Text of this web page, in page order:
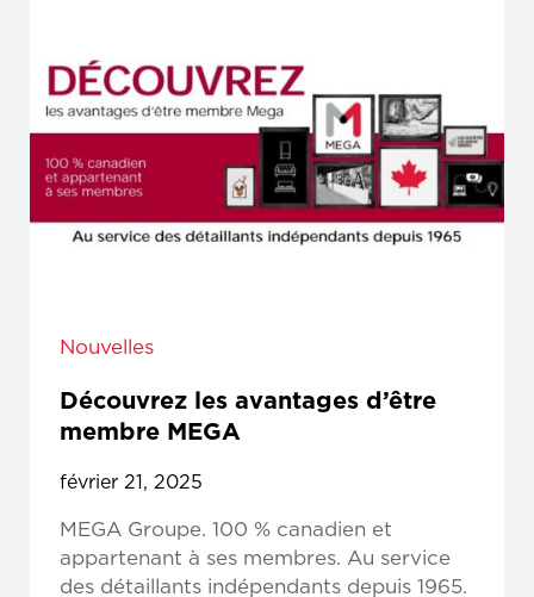
Nouvelles
Découvrez les avantages d’être
membre MEGA
février 21, 2025
MEGA Groupe. 100 % canadien et
appartenant à ses membres. Au service
des détaillants indépendants depuis 1965.